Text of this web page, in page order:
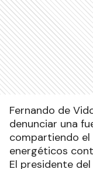
Fernando de
denunciar una
compartiendo
energéticos
El presidente